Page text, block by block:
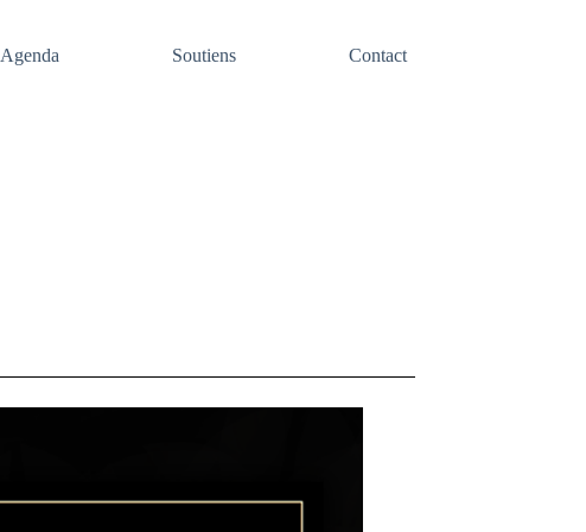
Agenda Soutiens Contact